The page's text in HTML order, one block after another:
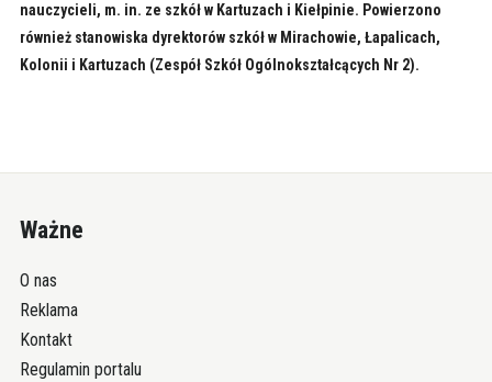
nauczycieli, m. in. ze szkół w Kartuzach i Kiełpinie. Powierzono
również stanowiska dyrektorów szkół w Mirachowie, Łapalicach,
Kolonii i Kartuzach (Zespół Szkół Ogólnokształcących Nr 2).
Ważne
O nas
Reklama
Kontakt
Regulamin portalu